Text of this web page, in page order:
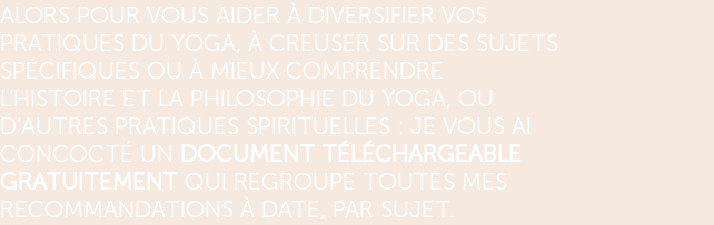
ALORS POUR VOUS AIDER À DIVERSIFIER VOS
PRATIQUES DU YOGA, À CREUSER SUR DES SUJETS
SPÉCIFIQUES OU À MIEUX COMPRENDRE
L’HISTOIRE ET LA PHILOSOPHIE DU YOGA, OU
D’AUTRES PRATIQUES SPIRITUELLES : JE VOUS AI
CONCOCTÉ UN DOCUMENT TÉLÉCHARGEABLE
GRATUITEMENTQUI REGROUPE TOUTES MES
RECOMMANDATIONS À DATE, PAR SUJET.